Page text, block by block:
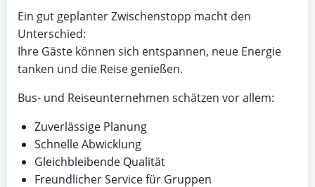
Ein gut geplanter Zwischenstopp macht den
Unterschied:
Ihre Gäste können sich entspannen, neue Energie
tanken und die Reise genießen.
Bus- und Reiseunternehmen schätzen vor allem:
Zuverlässige Planung
Schnelle Abwicklung
Gleichbleibende Qualität
Freundlicher Service für Gruppen